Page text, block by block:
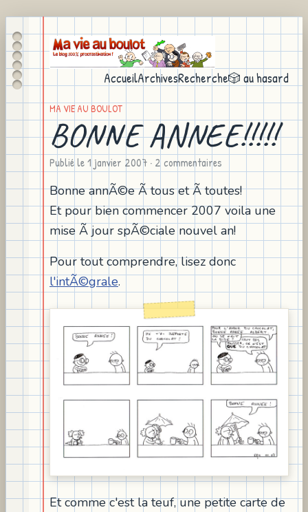
AccueilArchivesRecherche🎲 au hasard
MA VIE AU BOULOT
BONNE ANNEE!!!!!
Publié le1 janvier 2007 · 2 commentaires
Bonne annÃ©e Ã tous et Ã toutes!
Et pour bien commencer 2007 voila une
mise Ã jour spÃ©ciale nouvel an!
Pour tout comprendre, lisez donc
l'intÃ©grale.
Et comme c'est la teuf, une petite carte de